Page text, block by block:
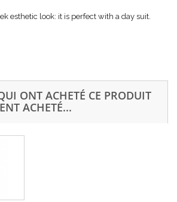
esthetic look: it is perfect with a day suit.
ONT ACHETÉ CE PRODUIT
ACHETÉ...